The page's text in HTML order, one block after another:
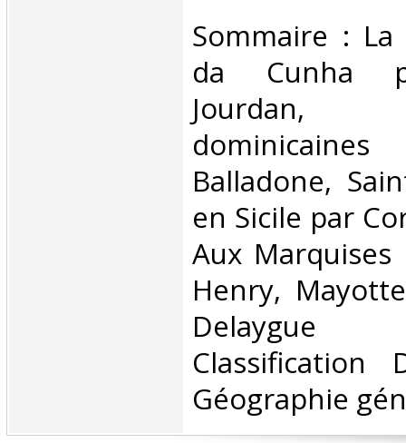
‎Sommaire :
da Cunha
Jourdan,
Balladone,
en Sicile par
Aux Marquises
Henry,
Delaygue
Classification
Géographie